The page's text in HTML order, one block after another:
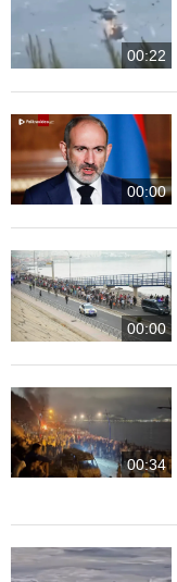
00:22
00:00
00:00
00:34